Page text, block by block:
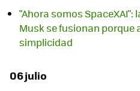
"Ahora somos SpaceXAI":
Musk se fusionan porque
simplicidad
06 julio